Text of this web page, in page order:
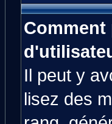
Comment
Il peut y
lisez des